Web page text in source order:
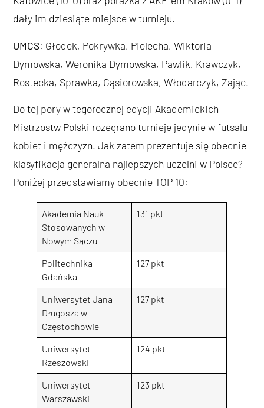
dały im dziesiąte miejsce w turnieju.
UMCS: Głodek, Pokrywka, Pielecha, Wiktoria
Dymowska, Weronika Dymowska, Pawlik, Krawczyk,
Rostecka, Sprawka, Gąsiorowska, Włodarczyk, Zając.
Do tej pory w tegorocznej edycji Akademickich
Mistrzostw Polski rozegrano turnieje jedynie w futsalu
kobiet i mężczyzn. Jak zatem prezentuje się obecnie
klasyfikacja generalna najlepszych uczelni w Polsce?
Poniżej przedstawiamy obecnie TOP 10:
Akademia Nauk
Stosowanych w
Nowym Sączu
131 pkt
Politechnika
Gdańska
127 pkt
Uniwersytet Jana
Długosza w
Częstochowie
127 pkt
Uniwersytet
Rzeszowski
124 pkt
Uniwersytet
Warszawski
123 pkt